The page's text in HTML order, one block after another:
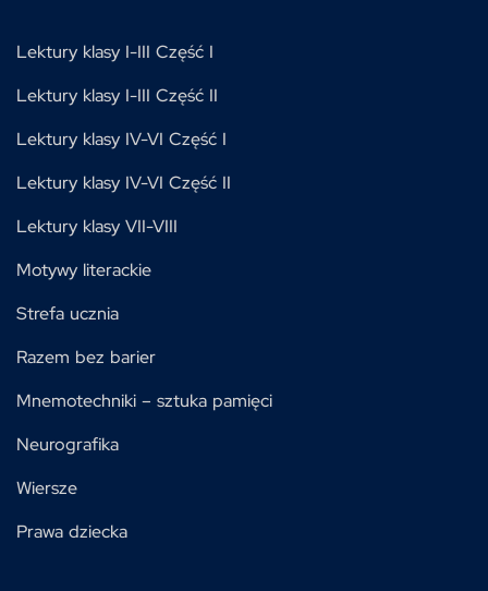
Lektury klasy I-III Część I
Lektury klasy I-III Część II
Lektury klasy IV-VI Część I
Lektury klasy IV-VI Część II
Lektury klasy VII-VIII
Motywy literackie
Strefa ucznia
Razem bez barier
Mnemotechniki – sztuka pamięci
Neurografika
Wiersze
Prawa dziecka